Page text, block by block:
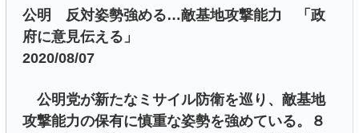
公明 反対姿勢強める…敵基地攻撃能力 「政
府に意見伝える」
2020/08/07
公明党が新たなミサイル防衛を巡り、敵基地
攻撃能力の保有に慎重な姿勢を強めている。８